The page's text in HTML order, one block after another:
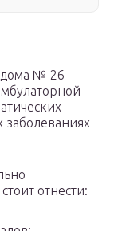
дома № 26
заболеваниях
отнести: